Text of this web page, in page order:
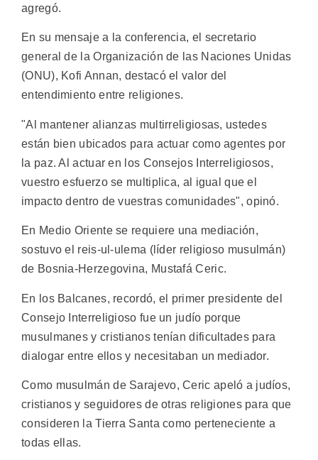
agregó.
En su mensaje a la conferencia, el secretario
general de la Organización de las Naciones Unidas
(ONU), Kofi Annan, destacó el valor del
entendimiento entre religiones.
"Al mantener alianzas multirreligiosas, ustedes
están bien ubicados para actuar como agentes por
la paz. Al actuar en los Consejos Interreligiosos,
vuestro esfuerzo se multiplica, al igual que el
impacto dentro de vuestras comunidades", opinó.
En Medio Oriente se requiere una mediación,
sostuvo el reis-ul-ulema (líder religioso musulmán)
de Bosnia-Herzegovina, Mustafá Ceric.
En los Balcanes, recordó, el primer presidente del
Consejo Interreligioso fue un judío porque
musulmanes y cristianos tenían dificultades para
dialogar entre ellos y necesitaban un mediador.
Como musulmán de Sarajevo, Ceric apeló a judíos,
cristianos y seguidores de otras religiones para que
consideren la Tierra Santa como perteneciente a
todas ellas.